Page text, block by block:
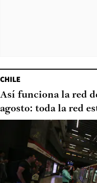
CHILE
Así funciona la red
agosto: toda la red